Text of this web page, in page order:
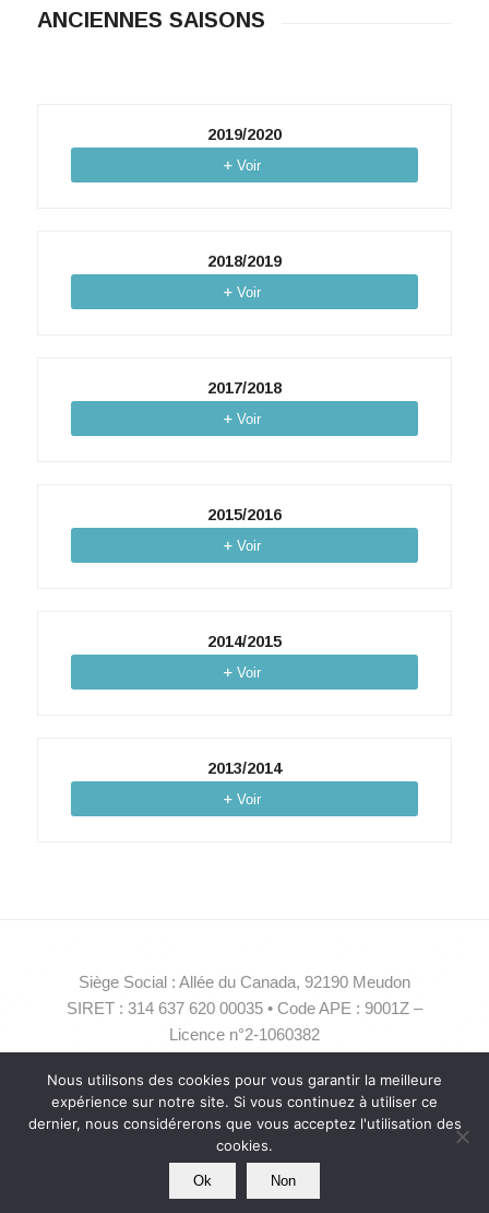
ANCIENNES SAISONS
2019/2020
Voir
2018/2019
Voir
2017/2018
Voir
2015/2016
Voir
2014/2015
Voir
2013/2014
Voir
Siège Social : Allée du Canada, 92190 Meudon
SIRET : 314 637 620 00035 • Code APE : 9001Z –
Licence n°2-1060382
Nous utilisons des cookies pour vous garantir la meilleure
expérience sur notre site. Si vous continuez à utiliser ce
dernier, nous considérerons que vous acceptez l'utilisation des
cookies.
Ok Non